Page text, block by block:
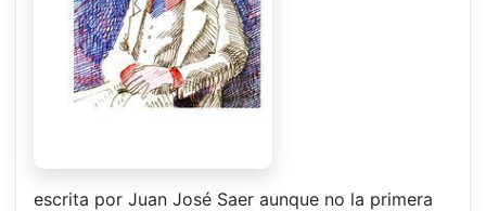
escrita por Juan José Saer aunque no la primera